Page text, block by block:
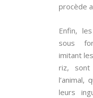
procède
Enfin,
sous
imitant
riz,
l’animal,
leurs